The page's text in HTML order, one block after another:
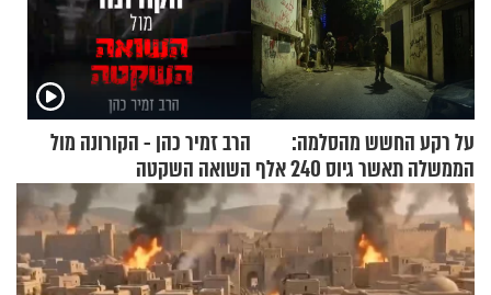
על רקע החשש מהסלמה:
הממשלה תאשר גיוס 240 אלף
אנשי מילואים
הרב זמיר כהן - הקורונה מול
השואה השקטה